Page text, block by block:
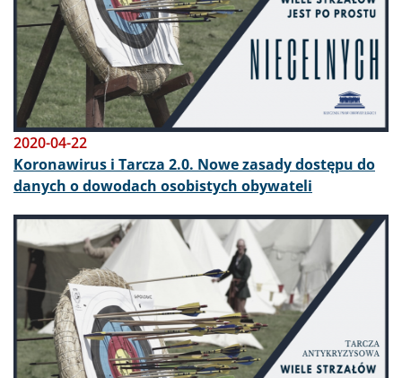
2020-04-22
Koronawirus i Tarcza 2.0. Nowe zasady dostępu do
danych o dowodach osobistych obywateli
Obraz